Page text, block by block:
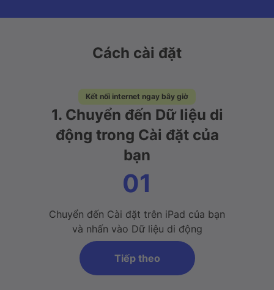
Cách cài đặt
Kết nối internet ngay bây giờ
1. Chuyển đến Dữ liệu di
động trong Cài đặt của
bạn
01
Chuyển đến Cài đặt trên iPad của bạn
và nhấn vào Dữ liệu di động
Tiếp theo